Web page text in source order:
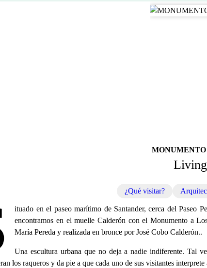
MONUMENTO
¿Qué visitar?
ituado en el paseo marítimo de Santander, cerca del Paseo
encontramos en el muelle Calderón con el Monumento a
María Pereda y realizada en bronce por José Cobo Calderón..
Una escultura urbana que no deja a nadie indiferente. Tal
los raqueros y da pie a que cada uno de sus visitantes